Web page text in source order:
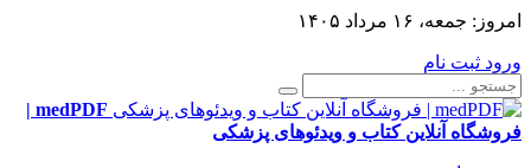
امروز: جمعه، ۱۶ مرداد ۱۴۰۵
ورود ثبت نام
medPDF |
فروشگاه آنلاین کتاب و ویدئوهای پزشکی